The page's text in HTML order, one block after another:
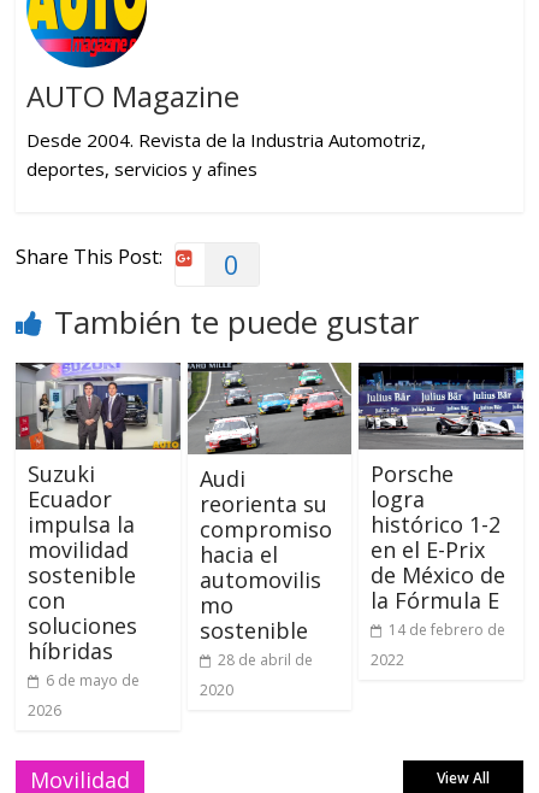
AUTO Magazine
Desde 2004. Revista de la Industria Automotriz,
deportes, servicios y afines
Share This Post: 0
También te puede gustar
Suzuki
Ecuador
impulsa la
movilidad
sostenible
con
soluciones
híbridas
6 de mayo de
2026
Audi
reorienta su
compromiso
hacia el
automovilis
mo
sostenible
28 de abril de
2020
Porsche
logra
histórico 1-2
en el E-Prix
de México de
la Fórmula E
14 de febrero de
2022
Movilidad View All